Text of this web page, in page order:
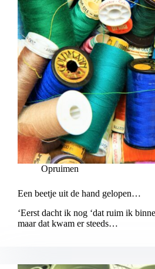
Opruimen
Een beetje uit de hand gelopen…
‘Eerst dacht ik nog ‘dat ruim ik
maar dat kwam er steeds…